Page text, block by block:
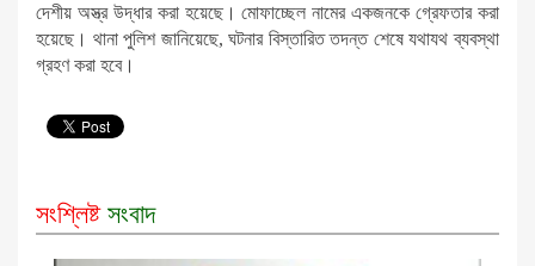
দেশীয় অস্ত্র উদ্ধার করা হয়েছে। মোফাচ্ছেল নামের একজনকে গ্রেফতার করা
হয়েছে। থানা পুলিশ জানিয়েছে, ঘটনার বিস্তারিত তদন্ত শেষে যথাযথ ব্যবস্থা
গ্রহণ করা হবে।
সংশ্লিষ্ট সংবাদ